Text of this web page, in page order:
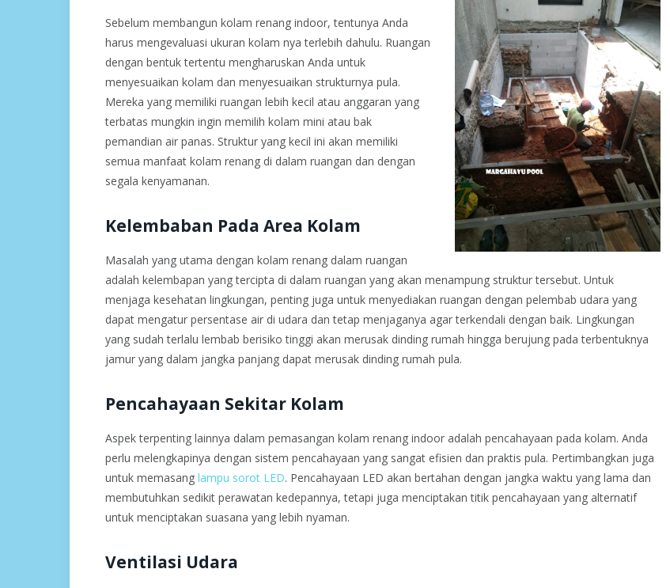
Sebelum membangun kolam renang indoor, tentunya Anda
harus mengevaluasi ukuran kolam nya terlebih dahulu. Ruangan
dengan bentuk tertentu mengharuskan Anda untuk
menyesuaikan kolam dan menyesuaikan strukturnya pula.
Mereka yang memiliki ruangan lebih kecil atau anggaran yang
terbatas mungkin ingin memilih kolam mini atau bak
pemandian air panas. Struktur yang kecil ini akan memiliki
semua manfaat kolam renang di dalam ruangan dan dengan
segala kenyamanan.
Kelembaban Pada Area Kolam
Masalah yang utama dengan kolam renang dalam ruangan
adalah kelembapan yang tercipta di dalam ruangan yang akan menampung struktur tersebut. Untuk
menjaga kesehatan lingkungan, penting juga untuk menyediakan ruangan dengan pelembab udara yang
dapat mengatur persentase air di udara dan tetap menjaganya agar terkendali dengan baik. Lingkungan
yang sudah terlalu lembab berisiko tinggi akan merusak dinding rumah hingga berujung pada terbentuknya
jamur yang dalam jangka panjang dapat merusak dinding rumah pula.
Pencahayaan Sekitar Kolam
Aspek terpenting lainnya dalam pemasangan kolam renang indoor adalah pencahayaan pada kolam. Anda
perlu melengkapinya dengan sistem pencahayaan yang sangat efisien dan praktis pula. Pertimbangkan juga
untuk memasang lampu sorot LED. Pencahayaan LED akan bertahan dengan jangka waktu yang lama dan
membutuhkan sedikit perawatan kedepannya, tetapi juga menciptakan titik pencahayaan yang alternatif
untuk menciptakan suasana yang lebih nyaman.
Ventilasi Udara